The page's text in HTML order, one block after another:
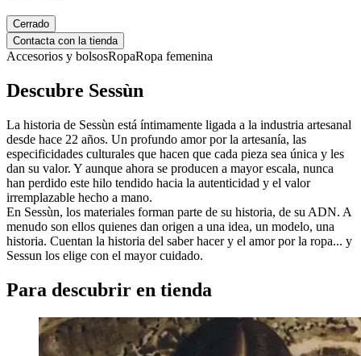
Cerrado
Contacta con la tienda
Accesorios y bolsosRopaRopa femenina
Descubre Sessùn
La historia de Sessùn está íntimamente ligada a la industria artesanal
desde hace 22 años. Un profundo amor por la artesanía, las
especificidades culturales que hacen que cada pieza sea única y les
dan su valor. Y aunque ahora se producen a mayor escala, nunca
han perdido este hilo tendido hacia la autenticidad y el valor
irremplazable hecho a mano.
En Sessùn, los materiales forman parte de su historia, de su ADN. A
menudo son ellos quienes dan origen a una idea, un modelo, una
historia. Cuentan la historia del saber hacer y el amor por la ropa... y
Sessun los elige con el mayor cuidado.
Para descubrir en tienda